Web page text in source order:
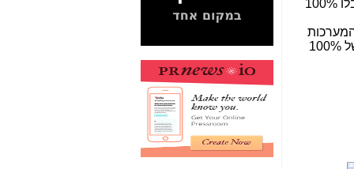
השקוף הזה. נפילה של דקה בקישוריות, זו הבעיה, שאני רוצה לפתור. אני מעוניין לספק אמינות כזו, שהלקוחות יקבלו 100%
שלנו תהיינה עם שרידות כפולה ובמקומות מסוימים אפילו משולשת. אנו עובדים קשה כדי לממש את הכיוון הזה של 100%
עובדות ומסמכים
האם ביבי כשר
תקשורת עזר לקב'
בזק? -כאן
מה מקור ה-Fake
News שהביא לתפירת
תיק לביבי והעלמת
החשודים הנכונים -כאן